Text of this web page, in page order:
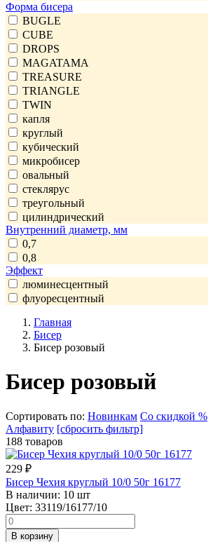
Форма бисера
BUGLE
CUBE
DROPS
MAGATAMA
TREASURE
TRIANGLE
TWIN
капля
круглый
кубический
микробисер
овальный
стеклярус
треугольный
цилиндрический
Внутренний диаметр, мм
0,7
0,8
Эффект
люминесцентный
флуоресцентный
Главная
Бисер
Бисер розовый
Бисер розовый
Сортировать по: Новинкам Со скидкой %
Алфавиту [сбросить фильтр]
188 товаров
229 ₽
Бисер Чехия круглый 10/0 50г 16177
В наличии: 10 шт
Цвет: 33119/16177/10
В корзину